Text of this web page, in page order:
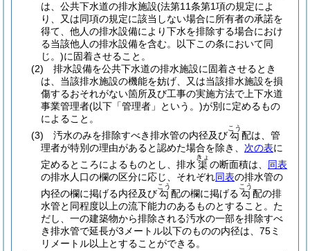
は、公共下水道の排水施設(法第11条第1項の規定によ
り、又は同項の規定に該当しない場合に所有者の承諾を
得て、他人の排水設備により下水を排除する場合におけ
る当該他人の排水設備を含む。以下この条において同
じ。)に固着させること。
(2)
排水設備を公共下水道の排水施設に固着させるとき
は、当該排水施設の機能を妨げ、又は当該排水施設を損
傷するおそれがない箇所及び工事の実施方法で上下水道
事業管理者(以下「管理者」という。)が別に定めるもの
によること。
(3)
汚水のみを排除すべき排水管の内径及び勾
こう
配は、管
理者が特別の理由があると認めた場合を除き、 次の表に
定めるところによるものとし、排水 渠
きょ
の断面積は、 同表
の排水人口の欄の区分に応じ、それぞれ同表の排水管の
内径の欄に掲げる内径及び勾
こう
配の欄に掲げる 勾
こう
配の排
水管と同程度以上の流下能力のあるものとすること。 た
だし、一の建築物から排除される汚水の一部を排除すべ
き排水管で延長が3メートル以下のものの内径は、75ミ
リメートル以上とすることができる。